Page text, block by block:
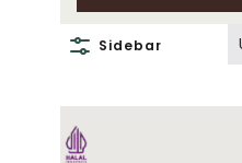
Sidebar